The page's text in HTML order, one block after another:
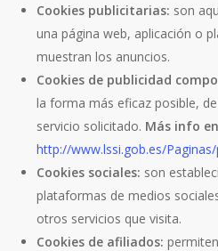
Cookies publicitarias: son
una página web, aplicación o
muestran los anuncios.
Cookies de publicidad
la forma más eficaz posible,
servicio solicitado. Más info
http://www.lssi.gob.es/
Cookies sociales: son
plataformas de medios
otros servicios que visita.
Cookies de afiliados: